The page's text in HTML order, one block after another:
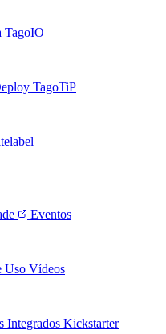
TagoIO
TagoTiP
Eventos
Uso Vídeos
Integrados Kickstarter